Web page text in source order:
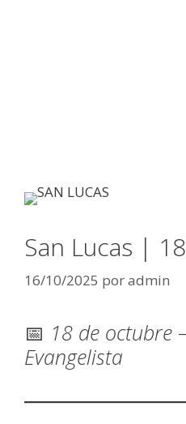
San Lucas |
16/10/2025 poradmin
📅 18 de octubre
Evangelista